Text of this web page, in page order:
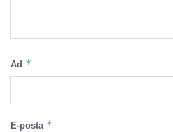
Ad *
E-posta *